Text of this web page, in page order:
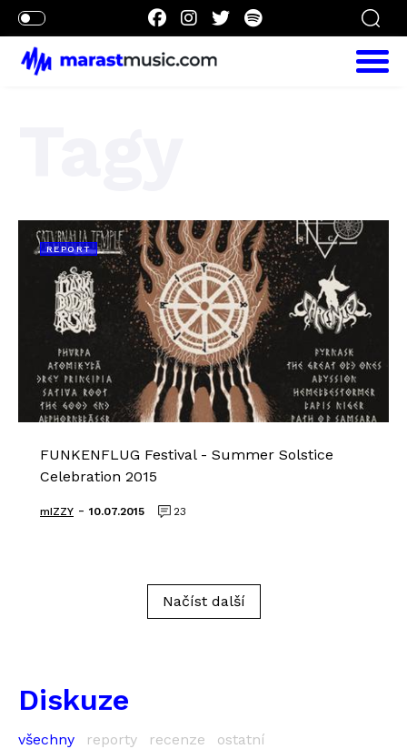
REPORT
FUNKENFLUG Festival - Summer Solstice
Celebration 2015
mIZZY - 10.07.2015 23
Načíst další
Diskuze
všechny reporty recenze ostatní